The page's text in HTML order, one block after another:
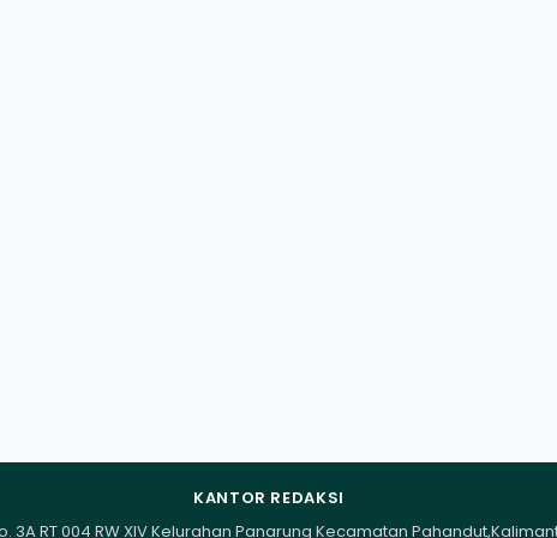
KANTOR REDAKSI
3A RT 004 RW XIV Kelurahan Panarung Kecamatan